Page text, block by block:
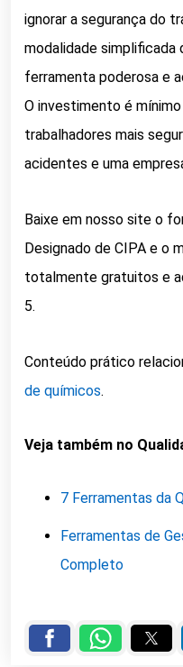
ignorar a segurança do
modalidade simplificada
ferramenta poderosa e
O investimento é
trabalhadores mais
acidentes e uma
Baixe em nosso site o
Designado de CIPA e o
totalmente gratuitos e
5.
Conteúdo prático
de químicos.
Veja também no
7 Ferramentas da
Ferramentas de
Completo